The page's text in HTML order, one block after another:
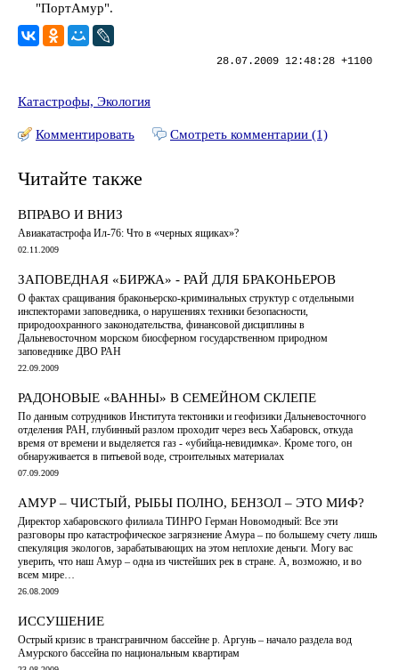
"ПортАмур".
28.07.2009 12:48:28 +1100
Катастрофы, Экология
Комментировать Смотреть комментарии (1)
Читайте также
ВПРАВО И ВНИЗ
Авиакатастрофа Ил-76: Что в «черных ящиках»?
02.11.2009
ЗАПОВЕДНАЯ «БИРЖА» - РАЙ ДЛЯ БРАКОНЬЕРОВ
О фактах сращивания браконьерско-криминальных структур с отдельными
инспекторами заповедника, о нарушениях техники безопасности,
природоохранного законодательства, финансовой дисциплины в
Дальневосточном морском биосферном государственном природном
заповеднике ДВО РАН
22.09.2009
РАДОНОВЫЕ «ВАННЫ» В СЕМЕЙНОМ СКЛЕПЕ
По данным сотрудников Института тектоники и геофизики Дальневосточного
отделения РАН, глубинный разлом проходит через весь Хабаровск, откуда
время от времени и выделяется газ - «убийца-невидимка». Кроме того, он
обнаруживается в питьевой воде, строительных материалах
07.09.2009
АМУР – ЧИСТЫЙ, РЫБЫ ПОЛНО, БЕНЗОЛ – ЭТО МИФ?
Директор хабаровского филиала ТИНРО Герман Новомодный: Все эти
разговоры про катастрофическое загрязнение Амура – по большему счету лишь
спекуляция экологов, зарабатывающих на этом неплохие деньги. Могу вас
уверить, что наш Амур – одна из чистейших рек в стране. А, возможно, и во
всем мире…
26.08.2009
ИССУШЕНИЕ
Острый кризис в трансграничном бассейне р. Аргунь – начало раздела вод
Амурского бассейна по национальным квартирам